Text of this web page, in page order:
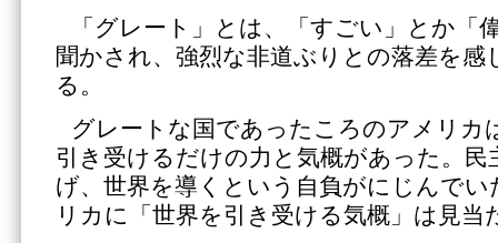
「グレート」とは、「すごい」とか「
聞かされ、強烈な非道ぶりとの落差を
る。
グレートな国であったころのアメリカ
引き受けるだけの力と気概があった。民
げ、世界を導くという自負がにじんで
リカに「世界を引き受ける気概」は見当